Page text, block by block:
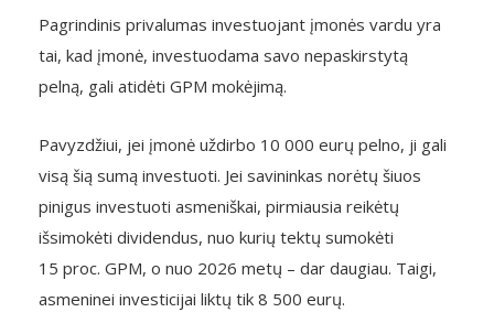
Pagrindinis privalumas investuojant įmonės vardu yra
tai, kad įmonė, investuodama savo nepaskirstytą
pelną, gali atidėti GPM mokėjimą.
Pavyzdžiui, jei įmonė uždirbo 10 000 eurų pelno, ji gali
visą šią sumą investuoti. Jei savininkas norėtų šiuos
pinigus investuoti asmeniškai, pirmiausia reikėtų
išsimokėti dividendus, nuo kurių tektų sumokėti
15 proc. GPM, o nuo 2026 metų – dar daugiau. Taigi,
asmeninei investicijai liktų tik 8 500 eurų.